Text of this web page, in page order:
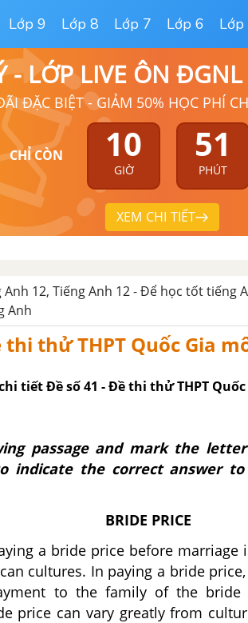
Lớp 9 Lớp 8 Lớp 7 Lớp 6 Lớp
- LỚP LIVE ÔN
ĐẶC BIỆT - GIẢM 50% HỌC PHÍ
CHỈ CÒN 10
GIỜ
51
PHÚT
XEM CHI TIẾT
12, Tiếng Anh 12 - Để học tốt tiếng
Anh
thi thử THPT Quốc Gia
tiết Đề số 41 - Đề thi thử THPT
passage and mark the
indicate the correct answer
BRIDE PRICE
a bride price before marriage
cultures. In paying a bride
to the family of the bride
price can vary greatly from